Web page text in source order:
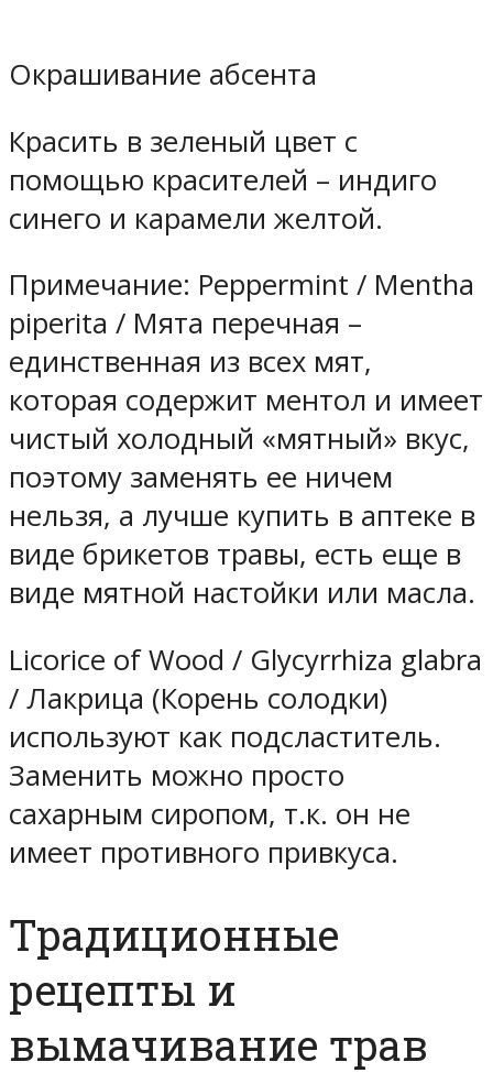
Окрашивание абсента
Красить в зеленый цвет с
помощью красителей – индиго
синего и карамели желтой.
Примечание: Peppermint / Mentha
piperita / Мята перечная –
единственная из всех мят,
которая содержит ментол и имеет
чистый холодный «мятный» вкус,
поэтому заменять ее ничем
нельзя, а лучше купить в аптеке в
виде брикетов травы, есть еще в
виде мятной настойки или масла.
Licorice of Wood / Glycyrrhiza glabra
/ Лакрица (Корень солодки)
используют как подсластитель.
Заменить можно просто
сахарным сиропом, т.к. он не
имеет противного привкуса.
Традиционные
рецепты и
вымачивание трав